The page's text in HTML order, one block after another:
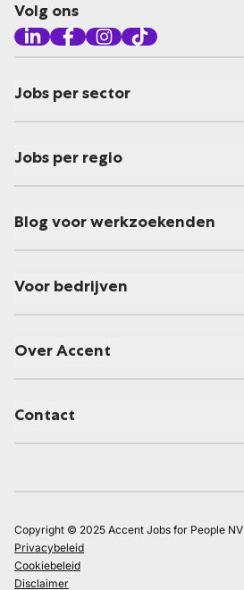
Volg ons
Jobs per sector
Jobs per regio
Blog voor werkzoekenden
Voor bedrijven
Over Accent
Contact
Copyright © 2025 Accent Jobs for People NV
Privacybeleid
Cookiebeleid
Disclaimer